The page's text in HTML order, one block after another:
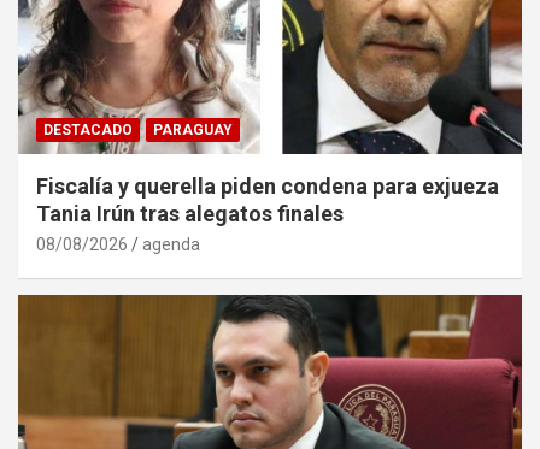
DESTACADO PARAGUAY
Fiscalía y querella piden condena para exjueza
Tania Irún tras alegatos finales
08/08/2026 agenda